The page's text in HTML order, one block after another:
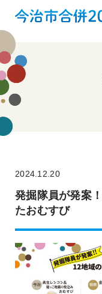
2024.12.20
発掘隊員が発案
たおむすび